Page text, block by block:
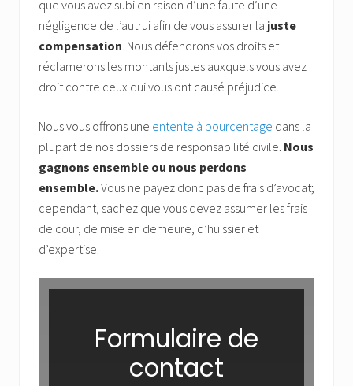
que vous avez subi en raison d’une faute d’une
négligence de l’autrui afin de vous assurer la juste
compensation. Nous défendrons vos droits et
réclamerons les montants justes auxquels vous avez
droit contre ceux qui vous ont causé préjudice.
Nous vous offrons une entente à pourcentage dans la
plupart de nos dossiers de responsabilité civile. Nous
gagnons ensemble ou nous perdons
ensemble.Vous ne payez donc pas de frais d’avocat;
cependant, sachez que vous devez assumer les frais
de cour, de mise en demeure, d’huissier et
d’expertise.
Formulaire de
contact